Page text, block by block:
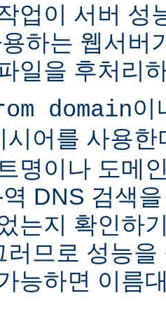
업이 서버 성
하는 웹서버
일을 후처리
domain이
시어를 사용
명이나 도메
DNS 검색
는지 확인하
러므로 성능
능하면 이름